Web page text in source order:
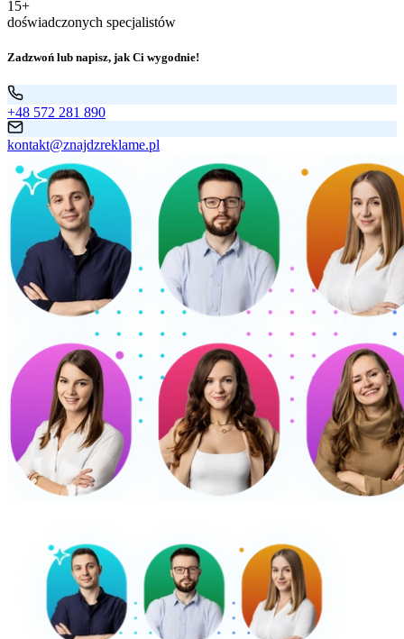
15+
doświadczonych specjalistów
Zadzwoń lub napisz, jak Ci wygodnie!
+48 572 281 890
kontakt@znajdzreklame.pl